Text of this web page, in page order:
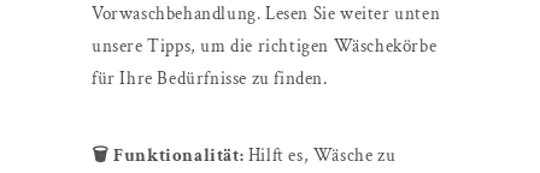
Vorwaschbehandlung. Lesen Sie weiter unten
unsere Tipps, um die richtigen Wäschekörbe
für Ihre Bedürfnisse zu finden.
🗑️ Funktionalität: Hilft es, Wäsche zu